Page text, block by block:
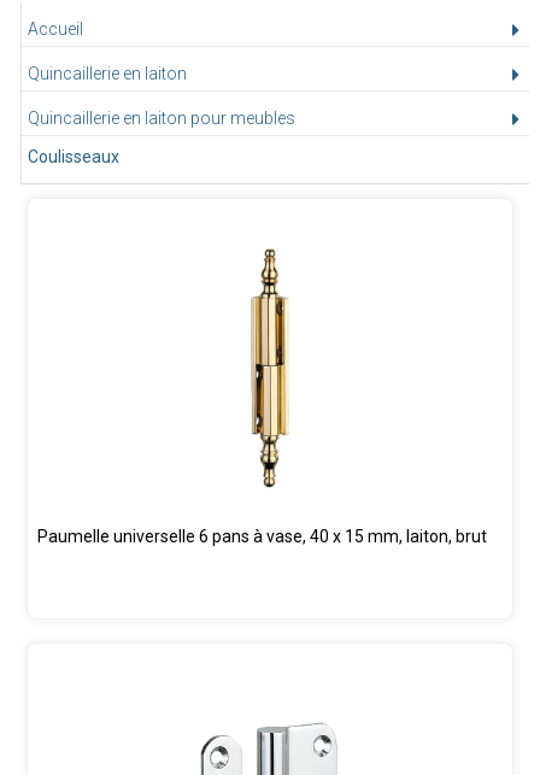
Accueil
Quincaillerie en laiton
Quincaillerie en laiton pour meubles
Coulisseaux
Paumelle universelle 6 pans à vase, 40 x 15 mm, laiton, brut